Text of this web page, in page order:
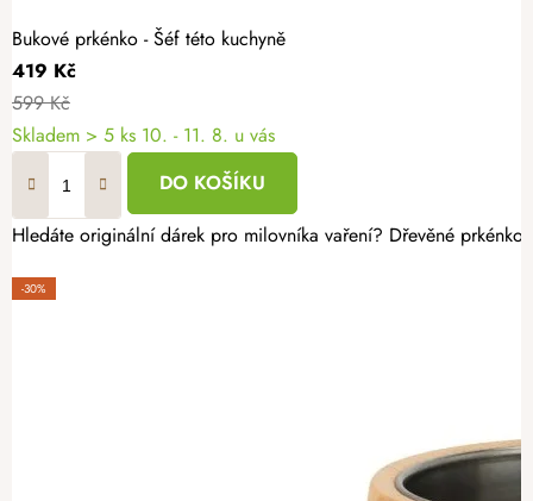
Bukové prkénko - Šéf této kuchyně
419 Kč
599 Kč
Skladem > 5 ks 10. - 11. 8. u vás
DO KOŠÍKU
Hledáte originální dárek pro milovníka vaření? Dřevěné
-30%